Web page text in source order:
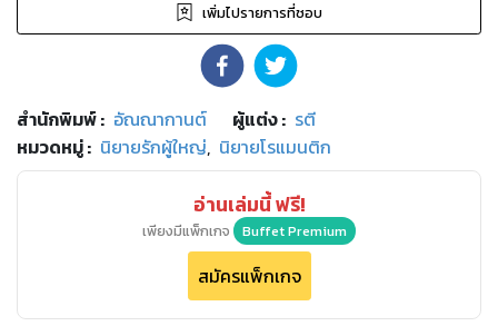
เพิ่มไปรายการที่ชอบ
สำนักพิมพ์: อัณณากานต์ ผู้แต่ง : รตี
หมวดหมู่: นิยายรักผู้ใหญ่, นิยายโรแมนติก
อ่านเล่มนี้ ฟรี!
เพียงมีแพ็กเกจ Buffet Premium
สมัครแพ็กเกจ